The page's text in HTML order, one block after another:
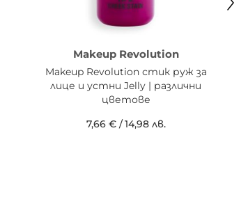
Makeup Revolution
Makeup Revolution стик руж за
лице и устни Jelly | различни
цветове
7,66 €/14,98 лв.